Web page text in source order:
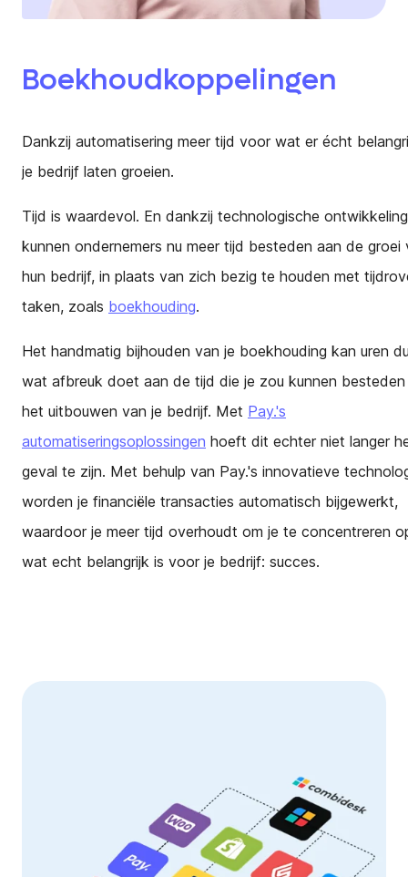
Boekhoudkoppelingen
Dankzij automatisering meer tijd voor wat er écht
je bedrijf laten groeien.
Tijd is waardevol. En dankzij technologische
kunnen ondernemers nu meer tijd besteden aan de groei
hun bedrijf, in plaats van zich bezig te houden met
taken, zoals boekhouding.
Het handmatig bijhouden van je boekhouding kan uren
wat afbreuk doet aan de tijd die je zou kunnen besteden
het uitbouwen van je bedrijf. Met Pay.'s
automatiseringsoplossingen hoeft dit echter niet langer
geval te zijn. Met behulp van Pay.'s innovatieve
worden je financiële transacties automatisch bijgewerkt,
waardoor je meer tijd overhoudt om je te concentreren
wat echt belangrijk is voor je bedrijf: succes.